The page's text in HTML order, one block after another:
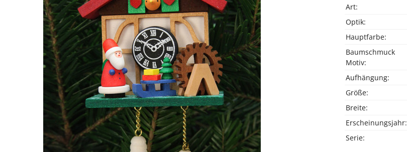
Art:
Optik:
Hauptfarbe:
Baumschmuck
Motiv:
Aufhängung:
Größe:
Breite:
Erscheinungsjahr:
Serie: